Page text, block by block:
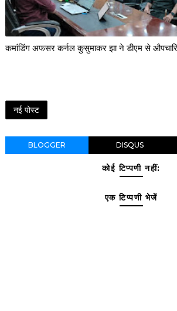
कमांडिंग अफसर कर्नल कुसुमाकर झा ने डीएम से
नई पोस्ट
BLOGGER DISQUS
कोई टिप्पणी नहीं:
एक टिप्पणी भेजें